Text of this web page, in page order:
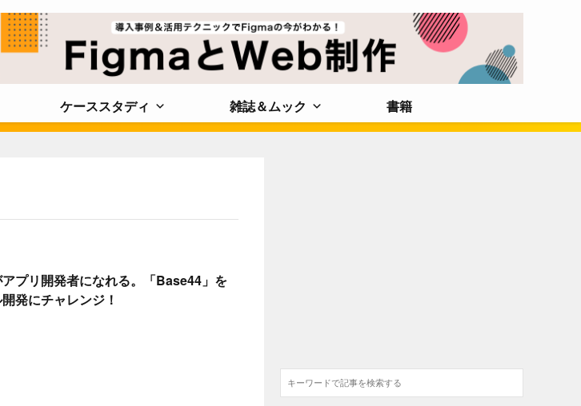
ケーススタディ 雑誌＆ムック 書籍
プリ開発者になれる。「Base44」を
発にチャレンジ！
検
索